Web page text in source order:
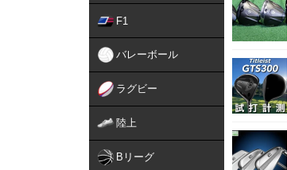
F1
バレーボール
ラグビー
陸上
Bリーグ